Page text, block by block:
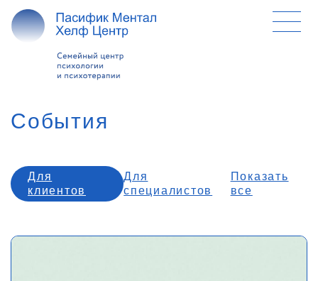
События
Для
клиентов
Для
специалистов
Показать
все